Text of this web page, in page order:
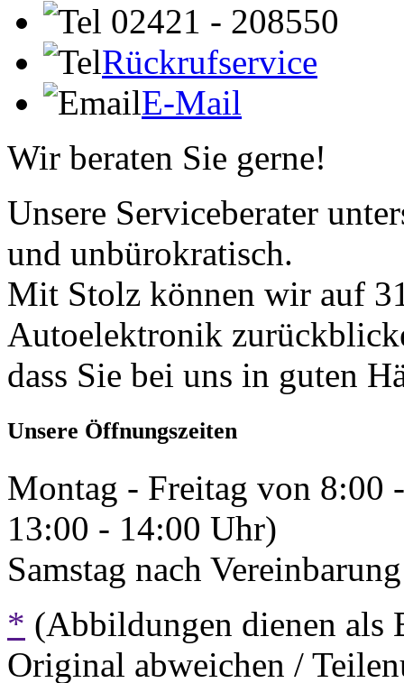
02421 - 208550
Rückrufservice
E-Mail
Wir beraten Sie gerne!
Unsere Serviceberater
und unbürokratisch.
Mit Stolz können wir auf
Autoelektronik
dass Sie bei uns in guten
Unsere Öffnungszeiten
Montag - Freitag von 8:00
13:00 - 14:00 Uhr)
Samstag nach
* (Abbildungen dienen als
Original abweichen /